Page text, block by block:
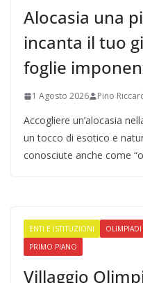
Alocasia una
incanta il tuo
foglie
1 Agosto 2026 Pino
Accogliere un’alocasia
un tocco di esotico e
conosciute anche come
ENTI E ISTITUZIONI
PRIMO PIANO
Villaggio